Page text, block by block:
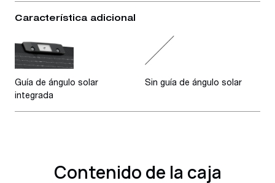
Característica adicional
Guía de ángulo solar
integrada
Sin guía de ángulo solar
Contenido de la caja